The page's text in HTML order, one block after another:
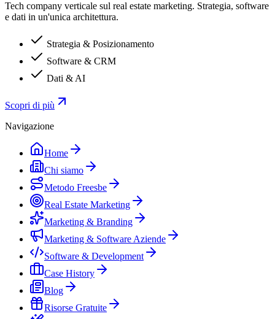
Tech company verticale sul real estate marketing. Strategia, software
e dati in un'unica architettura.
Strategia & Posizionamento
Software & CRM
Dati & AI
Scopri di più
Navigazione
Home
Chi siamo
Metodo Freesbe
Real Estate Marketing
Marketing & Branding
Marketing & Software Aziende
Software & Development
Case History
Blog
Risorse Gratuite